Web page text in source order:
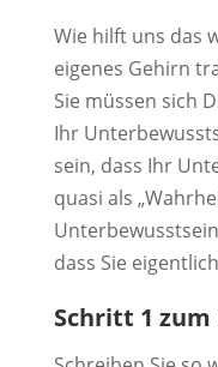
Wie hilft uns das
eigenes Gehirn
Sie müssen sich
Ihr
sein, dass Ihr
quasi als
dass Sie
Schritt 1 zum